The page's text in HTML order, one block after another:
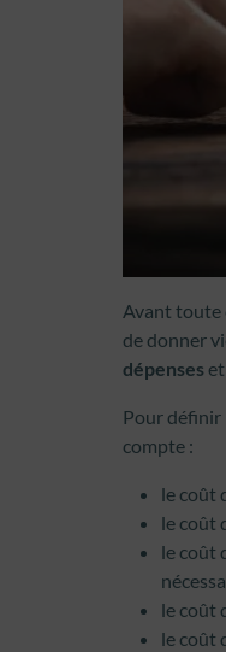
Avant toute
de donner
dépenses
Pour définir
compte :
le coût
le coût
le coût
le coût
le coût